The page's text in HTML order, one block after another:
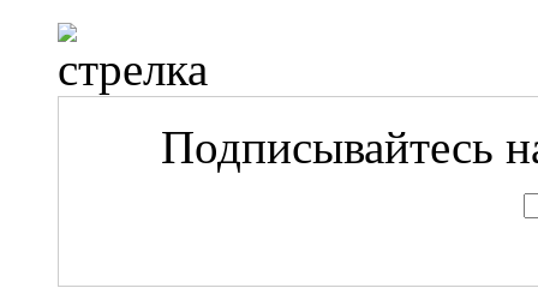
Подписывайтесь